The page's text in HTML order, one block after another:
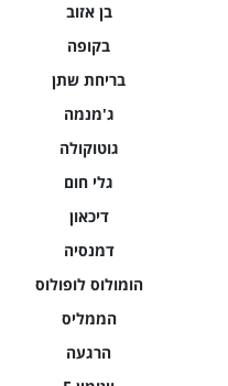
בן אזוב
בקופה
בריחת שתן
ג'מנמה
גוטוקולה
גלי חום
דיכאון
דמנסיה
הומולוס לופולוס
הממליס
הרגעה